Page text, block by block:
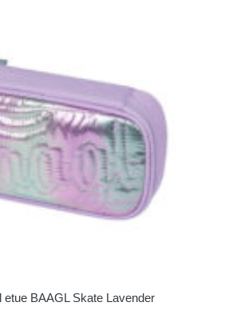
etue BAAGL Skate Lavender